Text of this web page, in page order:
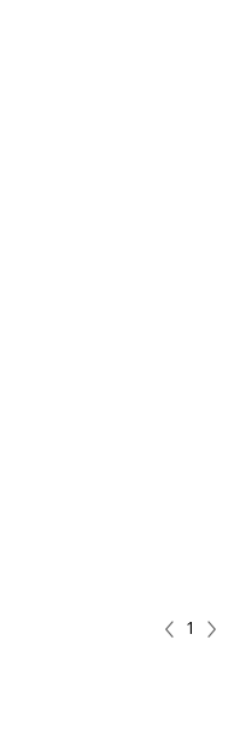
1